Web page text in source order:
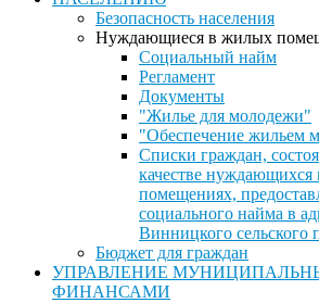
Безопасность населения
Нуждающиеся в жилых
Социальный найм
Регламент
Документы
"Жилье для молодежи"
"Обеспечение жильем
Списки граждан,
качестве
помещениях,
социального найма в
Винницкого сельского
Бюджет для граждан
УПРАВЛЕНИЕ
ФИНАНСАМИ